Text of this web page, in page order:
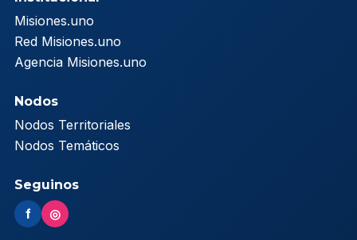
Misiones.uno
Red Misiones.uno
Agencia Misiones.uno
Nodos
Nodos Territoriales
Nodos Temáticos
Seguinos
f ◎